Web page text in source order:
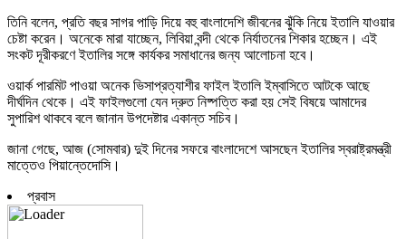
তিনি বলেন, প্রতি বছর সাগর পাড়ি দিয়ে বহু বাংলাদেশি জীবনের ঝুঁকি নিয়ে ইতালি যাওয়ার
চেষ্টা করেন। অনেকে মারা যাচ্ছেন, লিবিয়া বন্দী থেকে নির্যাতনের শিকার হচ্ছেন। এই
সংকট দূরীকরণে ইতালির সঙ্গে কার্যকর সমাধানের জন্য আলোচনা হবে।
ওয়ার্ক পারমিট পাওয়া অনেক ভিসাপ্রত্যাশীর ফাইল ইতালি ইম্বাসিতে আটকে আছে
দীর্ঘদিন থেকে। এই ফাইলগুলো যেন দ্রুত নিষ্পত্তি করা হয় সেই বিষয়ে আমাদের
সুপারিশ থাকবে বলে জানান উপদেষ্টার একান্ত সচিব।
জানা গেছে, আজ (সোমবার) দুই দিনের সফরে বাংলাদেশে আসছেন ইতালির স্বরাষ্ট্রমন্ত্রী
মাত্তেও পিয়ান্তেদোসি।
প্রবাস